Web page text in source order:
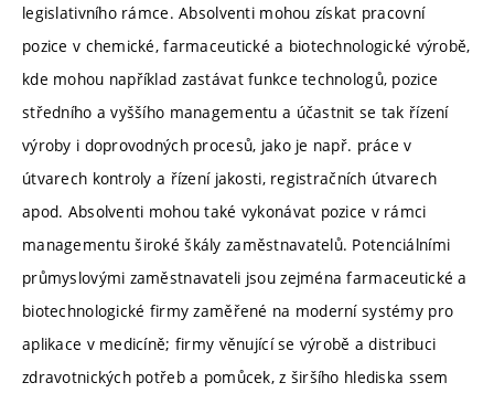
legislativního rámce. Absolventi mohou získat pracovní
pozice v chemické, farmaceutické a biotechnologické výrobě,
kde mohou například zastávat funkce technologů, pozice
středního a vyššího managementu a účastnit se tak řízení
výroby i doprovodných procesů, jako je např. práce v
útvarech kontroly a řízení jakosti, registračních útvarech
apod. Absolventi mohou také vykonávat pozice v rámci
managementu široké škály zaměstnavatelů. Potenciálními
průmyslovými zaměstnavateli jsou zejména farmaceutické a
biotechnologické firmy zaměřené na moderní systémy pro
aplikace v medicíně; firmy věnující se výrobě a distribuci
zdravotnických potřeb a pomůcek, z širšího hlediska ssem